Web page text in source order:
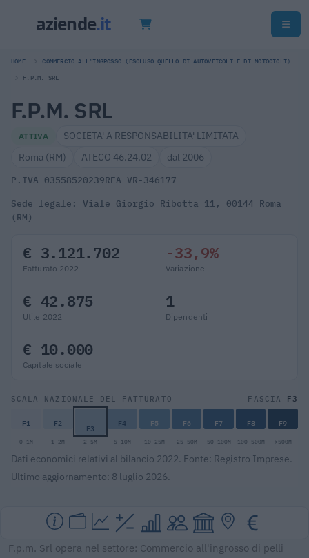
HOME COMMERCIO ALL'INGROSSO (ESCLUSO QUELLO DI AUTOVEICOLI E DI MOTOCICLI)
F.P.M. SRL
F.P.M. SRL
ATTIVA
SOCIETA' A RESPONSABILITA' LIMITATA
Roma (RM)
ATECO 46.24.02 dal 2006
P.IVA 03558520239REA VR-346177
Sede legale: Viale Giorgio Ribotta 11, 00144 Roma
(RM)
€ 3.121.702
Fatturato 2022
-33,9%
Variazione
€ 42.875
Utile 2022
1
Dipendenti
€ 10.000
Capitale sociale
SCALA NAZIONALE DEL FATTURATO FASCIA F3
F1 F2 F3 F4 F5 F6 F7 F8 F9
0-1M 1-2M 2-5M 5-10M 10-25M 25-50M 50-100M 100-500M >500M
Dati economici relativi al bilancio 2022. Fonte: Registro Imprese.
Ultimo aggiornamento: 8 luglio 2026.
F.p.m. Srl opera nel settore: Commercio all'ingrosso di pelli